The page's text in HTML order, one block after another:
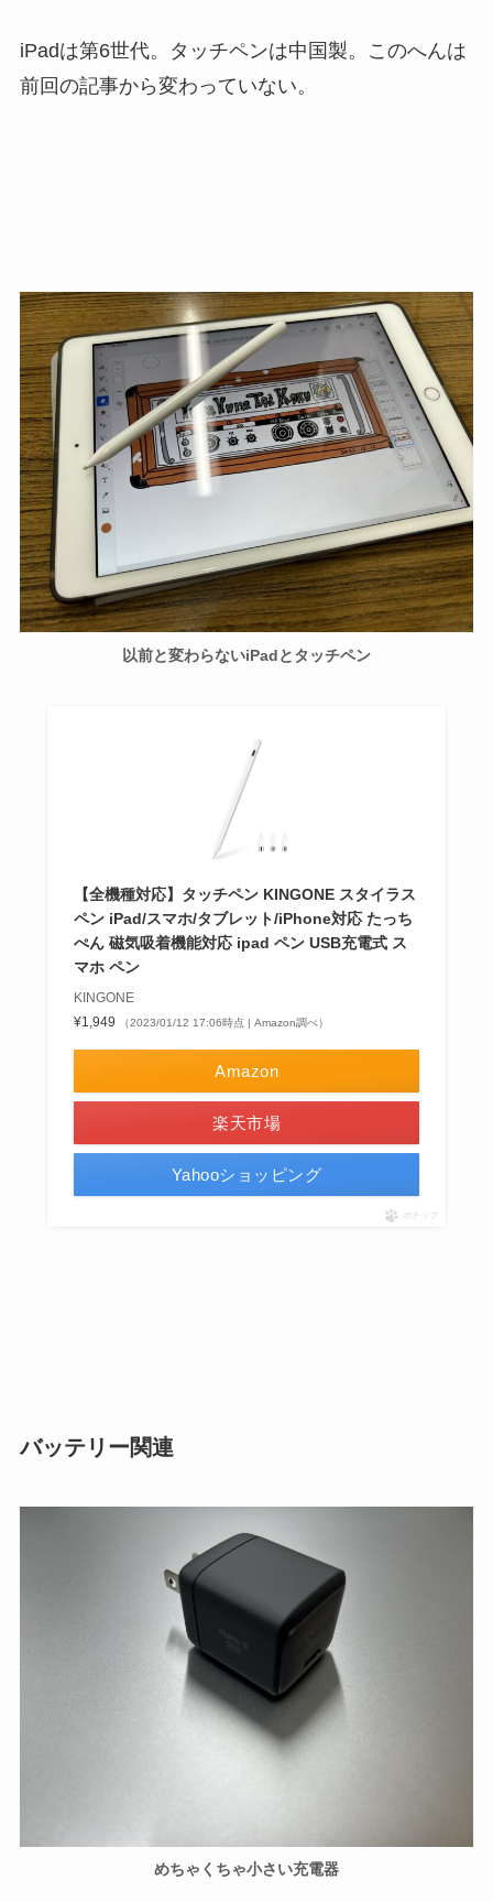
iPadは第6世代。タッチペンは中国製。このへんは
前回の記事から変わっていない。
以前と変わらないiPadとタッチペン
【全機種対応】タッチペン KINGONE スタイラス
ペン iPad/スマホ/タブレット/iPhone対応 たっち
ぺん 磁気吸着機能対応 ipad ペン USB充電式 ス
マホ ペン
KINGONE
¥1,949
（2023/01/12 17:06時点 | Amazon調べ）
Amazon
楽天市場
Yahooショッピング
ポチップ
バッテリー関連
めちゃくちゃ小さい充電器